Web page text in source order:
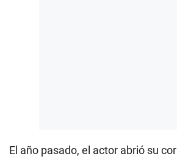
El año pasado, el actor abrió su